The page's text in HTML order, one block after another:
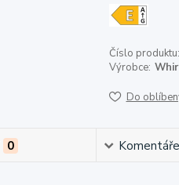
Číslo produktu:
Výrobce:
Do
0 Komentáře